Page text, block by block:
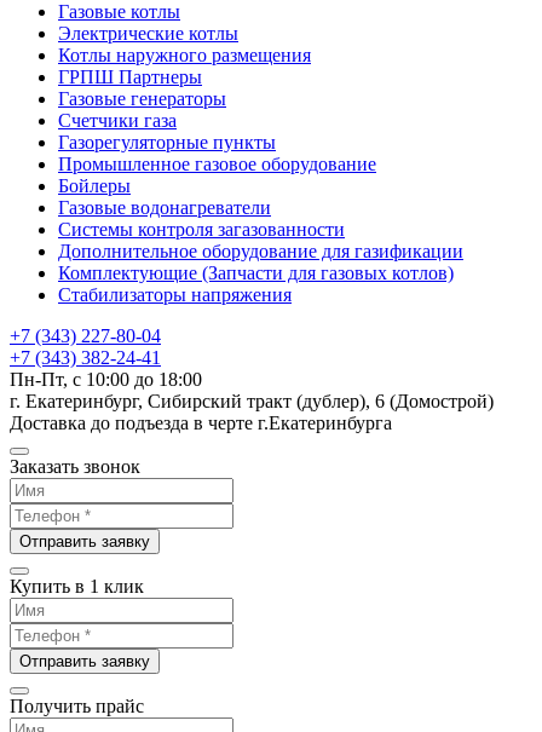
Газовые котлы
Электрические котлы
Котлы наружного размещения
ГРПШ Партнеры
Газовые генераторы
Счетчики газа
Газорегуляторные пункты
Промышленное газовое оборудование
Бойлеры
Газовые водонагреватели
Системы контроля загазованности
Дополнительное оборудование для газификации
Комплектующие (Запчасти для газовых котлов)
Стабилизаторы напряжения
+7 (343) 227-80-04
+7 (343) 382-24-41
Пн-Пт, с 10:00 до 18:00
г. Екатеринбург, Сибирский тракт (дублер), 6 (Домострой)
Доставка до подъезда в черте г.Екатеринбурга
Заказать звонок
Отправить заявку
Купить в 1 клик
Отправить заявку
Получить прайс